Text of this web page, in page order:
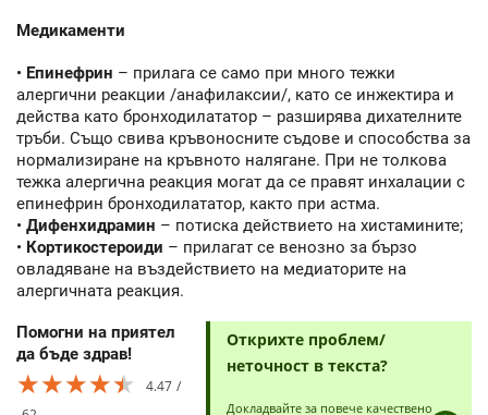
Медикаменти
• Епинефрин – прилага се само при много тежки
алергични реакции /анафилаксии/, като се инжектира и
действа като бронходилататор – разширява дихателните
тръби. Също свива кръвоносните съдове и способства за
нормализиране на кръвното налягане. При не толкова
тежка алергична реакция могат да се правят инхалации с
епинефрин бронходилататор, както при астма.
• Дифенхидрамин – потиска действието на хистамините;
• Кортикостероиди – прилагат се венозно за бързо
овладяване на въздействието на медиаторите на
алергичната реакция.
Помогни на приятел
да бъде здрав!
★★★★★
★★★★★
★★★★★
4.47
Открихте проблем/
неточност в текста?
Докладвайте за повече качествено